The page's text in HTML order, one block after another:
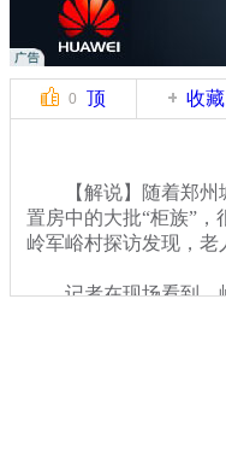
0 顶 收藏
【解说】随着郑州城
置房中的大批“柜族”
岭军峪村探访发现，老
记者在现场看到，岭